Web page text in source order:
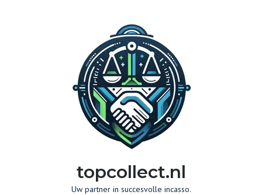
topcollect.nl
Uw partner in succesvolle incasso.